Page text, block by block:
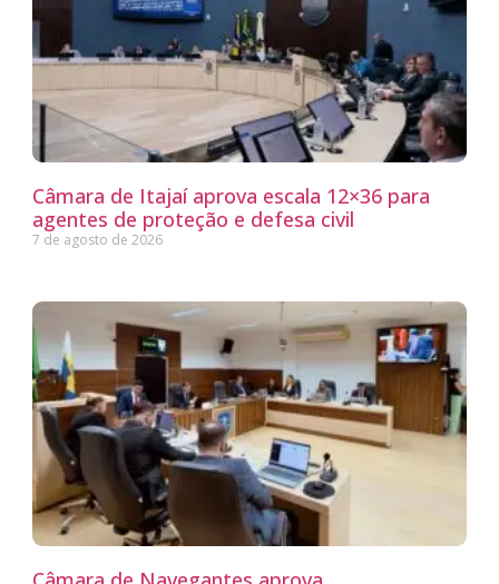
Câmara de Itajaí aprova escala 12×36 para
agentes de proteção e defesa civil
7 de agosto de 2026